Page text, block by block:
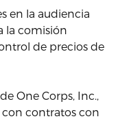
en la audiencia
la comisión
de precios de
One Corps, Inc.,
con contratos con